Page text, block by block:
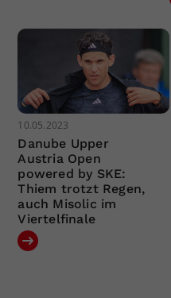
10.05.2023
Danube Upper
Austria Open
powered by SKE:
Thiem trotzt Regen,
auch Misolic im
Viertelfinale